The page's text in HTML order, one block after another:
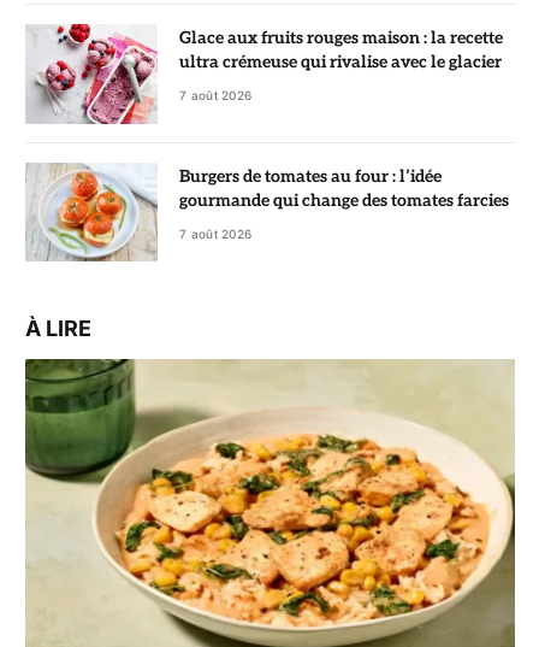
Glace aux fruits rouges maison : la recette
ultra crémeuse qui rivalise avec le glacier
7 août 2026
Burgers de tomates au four : l’idée
gourmande qui change des tomates farcies
7 août 2026
À LIRE